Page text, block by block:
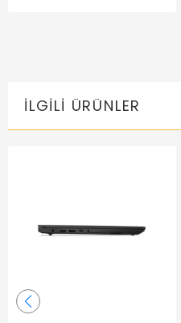
İLGILI ÜRÜNLER